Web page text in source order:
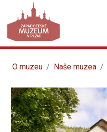
O muzeu Naše muzea